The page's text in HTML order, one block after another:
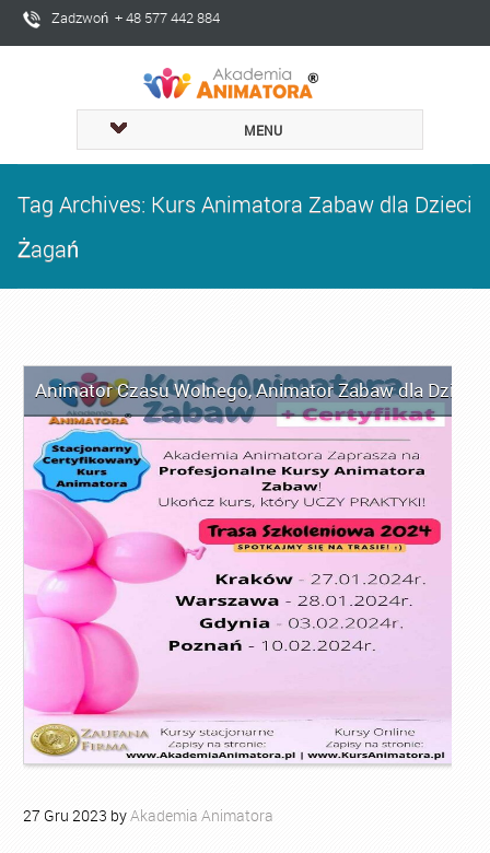
Zadzwoń + 48 577 442 884
MENU
Tag Archives: Kurs Animatora Zabaw dla Dzieci
Żagań
Animator Czasu Wolnego,Animator Zabaw dla Dzieci
27 Gru 2023 byAkademia Animatora